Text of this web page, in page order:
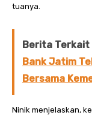
tuanya.
Berita Terkait
Bank Jatim
Bersama
Ninik menjelaskan,